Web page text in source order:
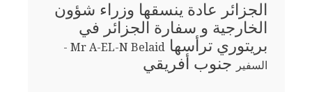
الجزائر عادة ينسقها وزراء شؤون
الخارجية و سفارة الجزائر في
بريتوري ترأسها
Mr A-EL-N Belaid -
السفير
جنوب أفريقي